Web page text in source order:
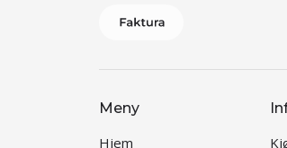
Meny
Hjem